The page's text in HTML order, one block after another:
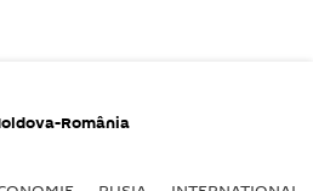
România